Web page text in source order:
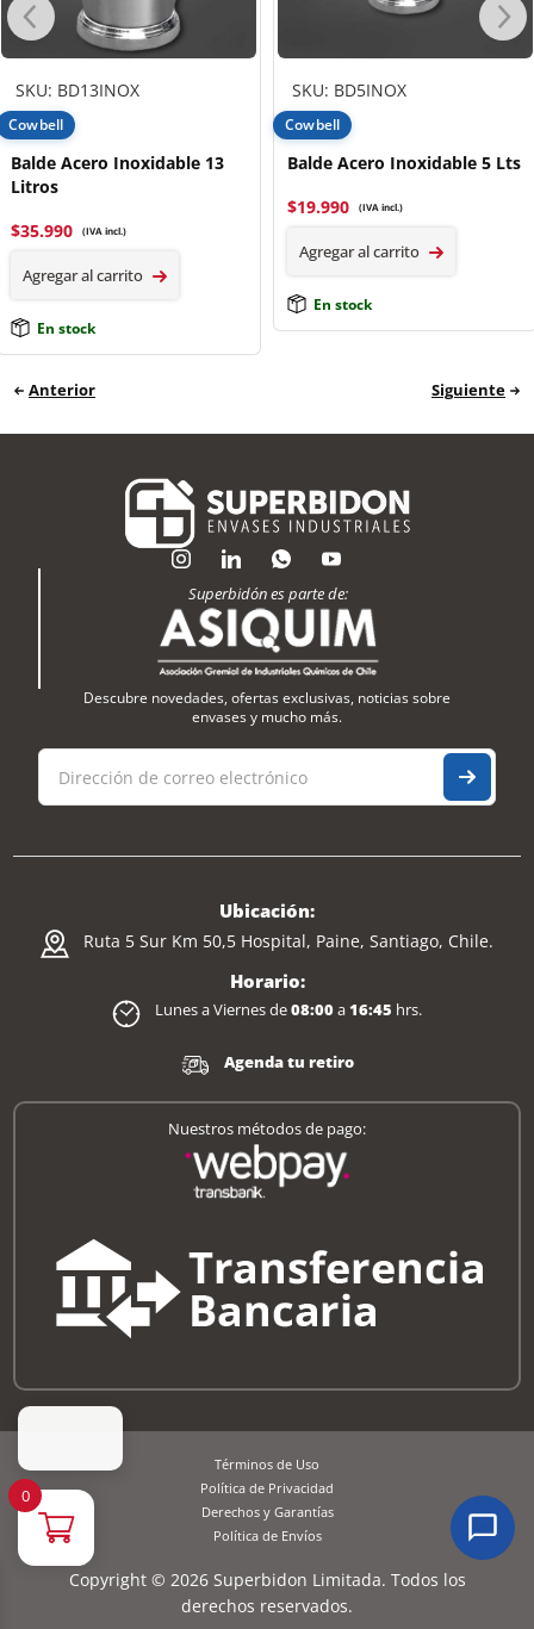
SKU: BD13INOX
Cowbell
Balde Acero Inoxidable 13
Litros
$35.990 (IVA incl.)
Agregar al carrito
En stock
SKU: BD5INOX
Cowbell
Balde Acero Inoxidable 5 Lts
$19.990 (IVA incl.)
Agregar al carrito
En stock
Anterior Siguiente
Superbidón es parte de:
Descubre novedades, ofertas exclusivas, noticias sobre
envases y mucho más.
Ubicación:
Ruta 5 Sur Km 50,5 Hospital, Paine, Santiago, Chile.
Horario:
Lunes a Viernes de08:00a16:45 hrs.
Agenda tu retiro
Nuestros métodos de pago:
Copyright © 2026 Superbidon Limitada. Todos los
derechos reservados.
Términos de Uso
Política de Privacidad
Derechos y Garantías
Política de Envíos
0